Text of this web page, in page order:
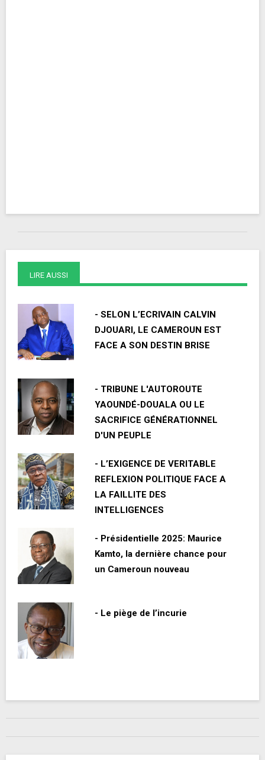
LIRE AUSSI
- SELON L’ECRIVAIN CALVIN
DJOUARI, LE CAMEROUN EST
FACE A SON DESTIN BRISE
- TRIBUNE L'AUTOROUTE
YAOUNDÉ-DOUALA OU LE
SACRIFICE GÉNÉRATIONNEL
D'UN PEUPLE
- L’EXIGENCE DE VERITABLE
REFLEXION POLITIQUE FACE A
LA FAILLITE DES
INTELLIGENCES
- Présidentielle 2025: Maurice
Kamto, la dernière chance pour
un Cameroun nouveau
- Le piège de l’incurie